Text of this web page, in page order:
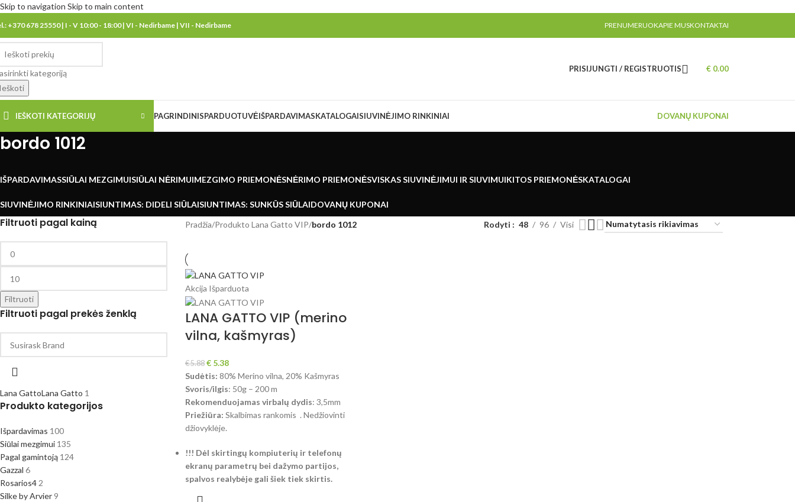
Skip to navigation Skip to main content
+370 678 25550 | I - V 10:00 - 18:00 | VI - Nedirbame | VII - Nedirbame PRENUMERUOKAPIE MUSKONTAKTAI
kategoriją
PRISIJUNGTI / REGISTRUOTIS € 0.00
IEŠKOTI KATEGORIJŲ PAGRINDINISPARDUOTUVĖIŠPARDAVIMASKATALOGAISIUVINĖJIMO RINKINIAI DOVANŲ KUPONAI
bordo 1012
IŠPARDAVIMASSIŪLAI MEZGIMUISIŪLAI NĖRIMUIMEZGIMO PRIEMONĖSNĖRIMO PRIEMONĖSVISKAS SIUVINĖJIMUI IR SIUVIMUIKITOS PRIEMONĖSKATALOGAI
SIUVINĖJIMO RINKINIAISIUNTIMAS: DIDELI SIŪLAISIUNTIMAS: SUNKŪS SIŪLAIDOVANŲ KUPONAI
Filtruoti pagal kainą
Filtruoti
Filtruoti pagal prekės ženklą
Lana GattoLana Gatto 1
Produkto kategorijos
Išpardavimas 100
Siūlai mezgimui 135
Pagal gamintoją 124
Gazzal 6
Rosarios4 2
Silke by Arvier 9
Pradžia/Produkto Lana Gatto VIP/bordo 1012 Rodyti 48 96 Visi
Akcija Išparduota
LANA GATTO VIP (merino
vilna, kašmyras)
€5.88 €5.38
Sudėtis: 80% Merino vilna, 20% Kašmyras
Svoris/ilgis: 50g – 200 m
Rekomenduojamas virbalų dydis: 3,5mm
Priežiūra: Skalbimas rankomis . Nedžiovinti
džiovyklėje.
!!! Dėl skirtingų kompiuterių ir telefonų
ekranų parametrų bei dažymo partijos,
spalvos realybėje gali šiek tiek skirtis.